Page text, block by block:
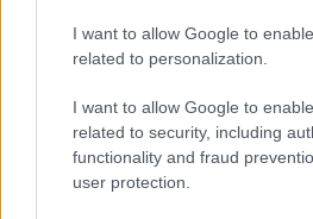
I want to allow Google to
related to personalization.
I want to allow Google to
related to security, including
functionality and fraud
user protection.